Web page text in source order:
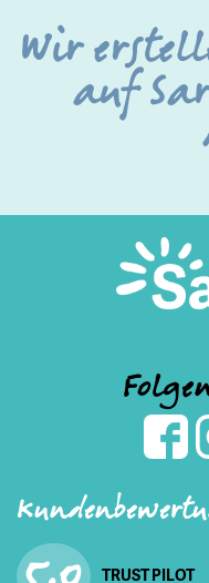
Wir
auf
TRUST PILOT